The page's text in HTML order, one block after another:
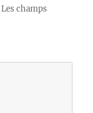
Les champs